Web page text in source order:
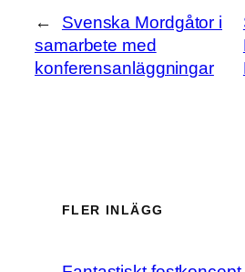
←
Svenska Mordgåtor i
samarbete med
konferensanläggningar
FLER INLÄGG